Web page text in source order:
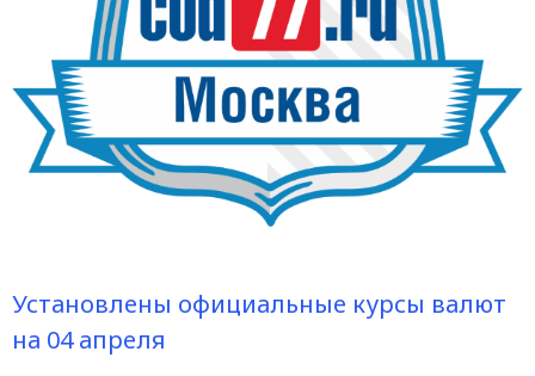
Установлены официальные курсы валют
на 04 апреля